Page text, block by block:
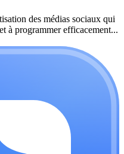
des médias sociaux qui
à programmer efficacement...